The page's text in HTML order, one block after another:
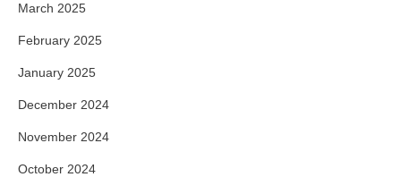
March 2025
February 2025
January 2025
December 2024
November 2024
October 2024